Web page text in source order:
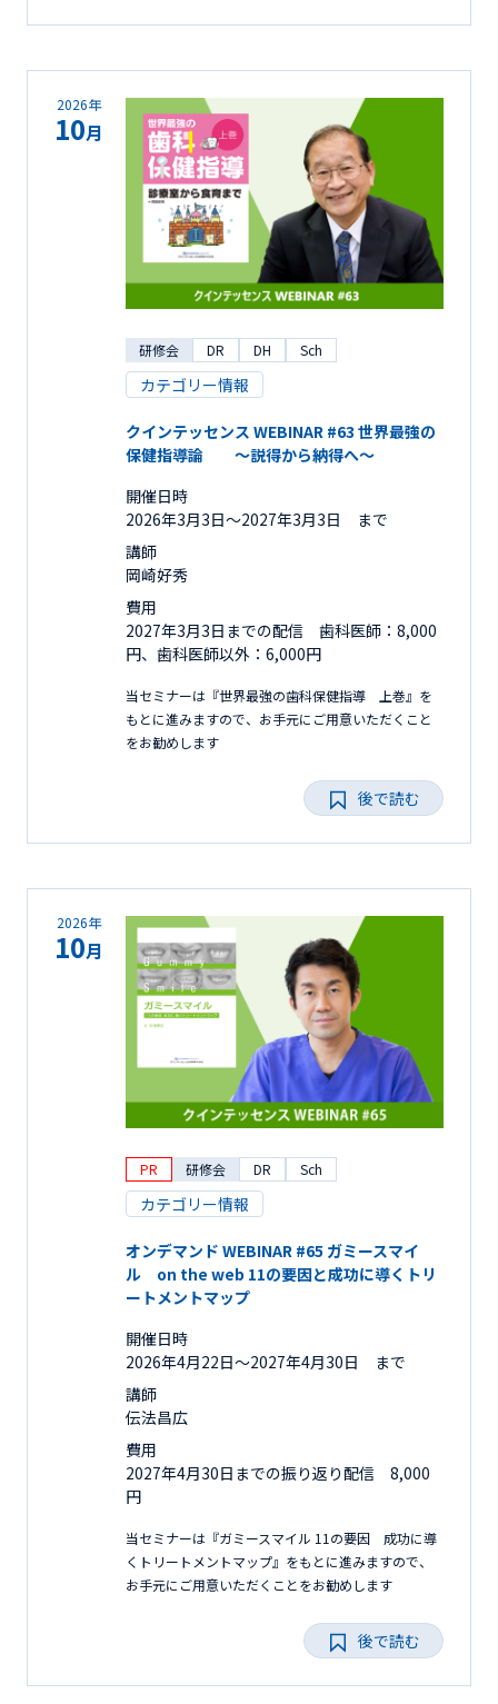
2026年
10月
研修会 DR DH Sch
カテゴリー情報
クインテッセンス WEBINAR #63 世界最強の
保健指導論 ～説得から納得へ～
開催日時
2026年3月3日〜2027年3月3日 まで
講師
岡崎好秀
費用
2027年3月3日までの配信 歯科医師：8,000
円、歯科医師以外：6,000円
当セミナーは『世界最強の歯科保健指導 上巻』を
もとに進みますので、お手元にご用意いただくこと
をお勧めします
後で読む
2026年
10月
PR 研修会 DR Sch
カテゴリー情報
オンデマンド WEBINAR #65 ガミースマイ
ル on the web 11の要因と成功に導くトリ
ートメントマップ
開催日時
2026年4月22日〜2027年4月30日 まで
講師
伝法昌広
費用
2027年4月30日までの振り返り配信 8,000
円
当セミナーは『ガミースマイル 11の要因 成功に導
くトリートメントマップ』をもとに進みますので、
お手元にご用意いただくことをお勧めします
後で読む